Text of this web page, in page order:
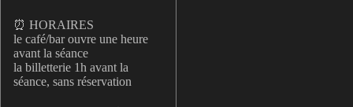
⏰ HORAIRES
le café/bar ouvre une heure
avant la séance
la billetterie 1h avant la
séance, sans réservation